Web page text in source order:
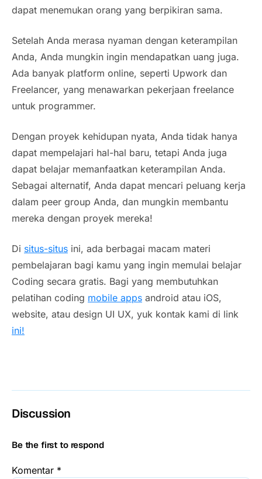
dapat menemukan orang yang berpikiran sama.
Setelah Anda merasa nyaman dengan keterampilan
Anda, Anda mungkin ingin mendapatkan uang juga.
Ada banyak platform online, seperti Upwork dan
Freelancer, yang menawarkan pekerjaan freelance
untuk programmer.
Dengan proyek kehidupan nyata, Anda tidak hanya
dapat mempelajari hal-hal baru, tetapi Anda juga
dapat belajar memanfaatkan keterampilan Anda.
Sebagai alternatif, Anda dapat mencari peluang kerja
dalam peer group Anda, dan mungkin membantu
mereka dengan proyek mereka!
Di situs-situs ini, ada berbagai macam materi
pembelajaran bagi kamu yang ingin memulai belajar
Coding secara gratis. Bagi yang membutuhkan
pelatihan coding mobile apps android atau iOS,
website, atau design UI UX, yuk kontak kami di link
ini!
Discussion
Be the first to respond
Komentar *